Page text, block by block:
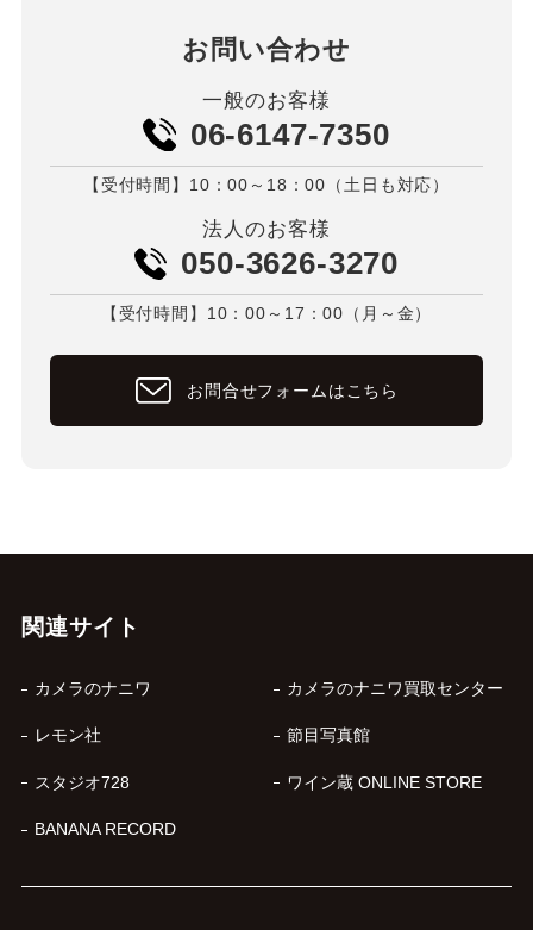
お問い合わせ
一般のお客様
06-6147-7350
【受付時間】10：00～18：00（土日も対応）
法人のお客様
050-3626-3270
【受付時間】10：00～17：00（月～金）
お問合せフォームはこちら
関連サイト
カメラのナニワ カメラのナニワ買取センター
レモン社 節目写真館
スタジオ728 ワイン蔵 ONLINE STORE
BANANA RECORD